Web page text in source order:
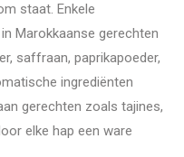
staat. Enkele
Marokkaanse gerechten
saffraan, paprikapoeder,
ingrediënten
gerechten zoals tajines,
elke hap een ware